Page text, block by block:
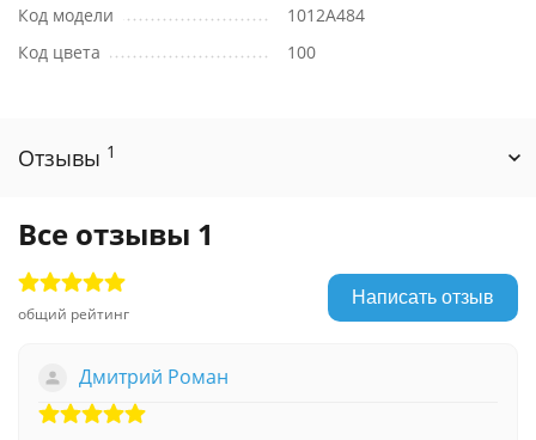
Код модели
1012A484
Код цвета
100
Отзывы 1
Все отзывы 1
общий рейтинг
Написать отзыв
Дмитрий Роман